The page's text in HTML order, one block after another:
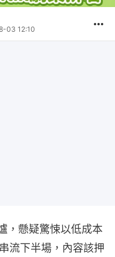
03 12:10
，懸疑驚悚以低成本
流下半場，內容該押